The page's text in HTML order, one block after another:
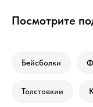
Посмотрите
Бейсболки
Толстовкии